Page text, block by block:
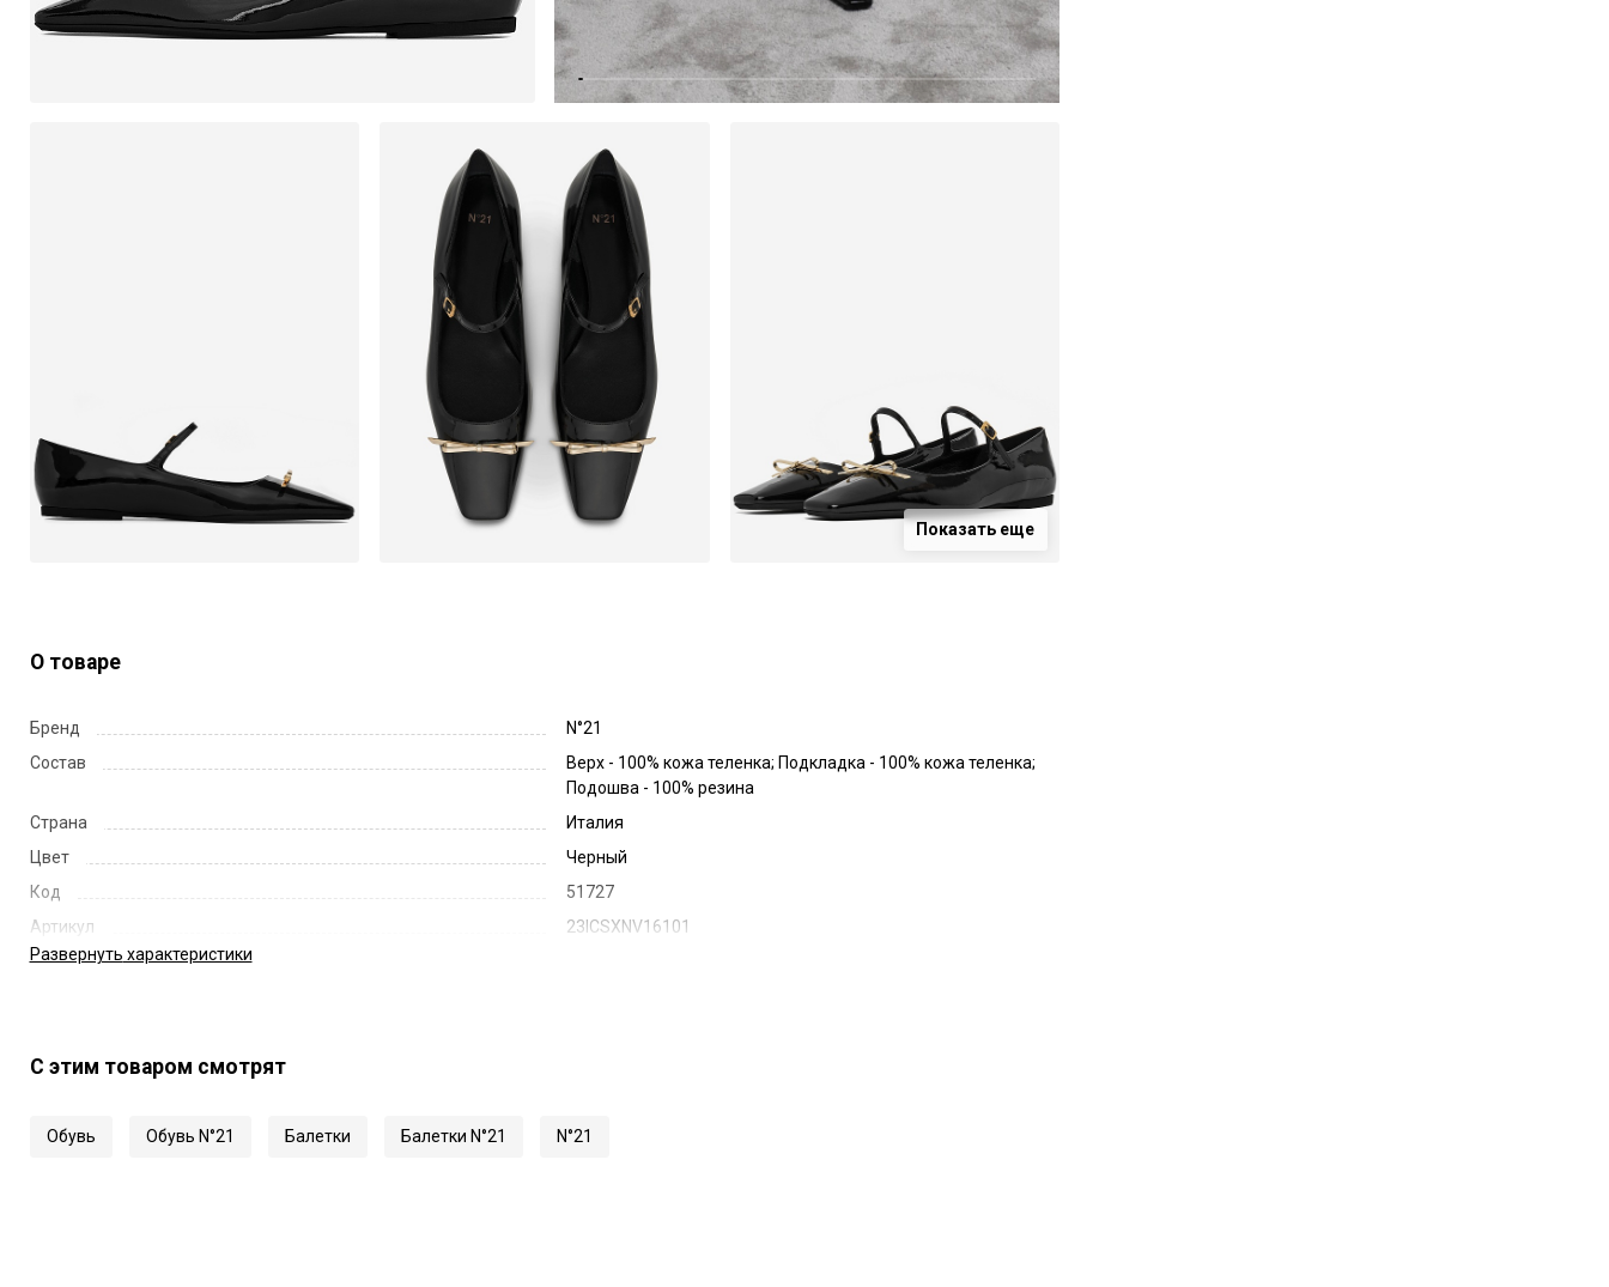
Показать еще
О товаре
Бренд
N°21
Состав
Верх - 100% кожа теленка; Подкладка - 100% кожа теленка;
Подошва - 100% резина
Страна
Италия
Цвет
Черный
Код
51727
Артикул
23ICSXNV16101
Развернуть характеристики
С этим товаром смотрят
Обувь Обувь N°21 Балетки Балетки N°21 N°21